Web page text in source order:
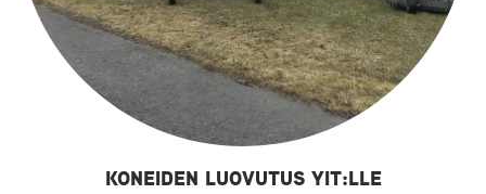
KONEIDEN LUOVUTUS YIT:LLE